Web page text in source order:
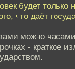
будет только
что даёт
можно
- краткое